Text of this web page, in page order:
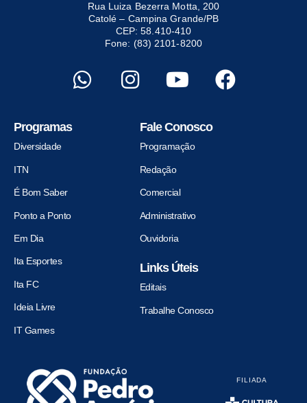
Rua Luiza Bezerra Motta, 200
Catolé – Campina Grande/PB
CEP: 58.410-410
Fone: (83) 2101-8200
Programas
Diversidade
ITN
É Bom Saber
Ponto a Ponto
Em Dia
Ita Esportes
Ita FC
Ideia Livre
IT Games
Fale Conosco
Programação
Redação
Comercial
Administrativo
Ouvidoria
Links Úteis
Editais
Trabalhe Conosco
FILIADA